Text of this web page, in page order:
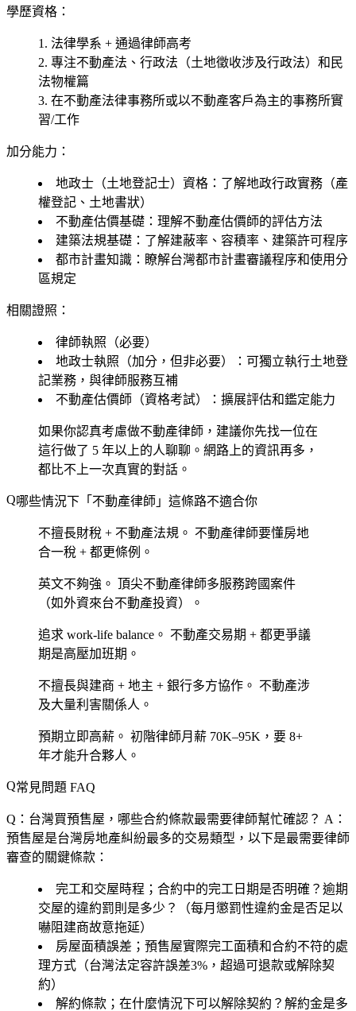
學歷資格：
法律學系 + 通過律師高考
專注不動產法、行政法（土地徵收涉及行政法）和民
法物權篇
在不動產法律事務所或以不動產客戶為主的事務所實
習/工作
加分能力：
地政士（土地登記士）資格：了解地政行政實務（產
權登記、土地書狀）
不動產估價基礎：理解不動產估價師的評估方法
建築法規基礎：了解建蔽率、容積率、建築許可程序
都市計畫知識：瞭解台灣都市計畫審議程序和使用分
區規定
相關證照：
律師執照（必要）
地政士執照（加分，但非必要）：可獨立執行土地登
記業務，與律師服務互補
不動產估價師（資格考試）：擴展評估和鑑定能力
如果你認真考慮做不動產律師，建議你先找一位在
這行做了 5 年以上的人聊聊。網路上的資訊再多，
都比不上一次真實的對話。
哪些情況下「不動產律師」這條路不適合你
不擅長財稅 + 不動產法規。 不動產律師要懂房地
合一稅 + 都更條例。
英文不夠強。 頂尖不動產律師多服務跨國案件
（如外資來台不動產投資）。
追求 work-life balance。 不動產交易期 + 都更爭議
期是高壓加班期。
不擅長與建商 + 地主 + 銀行多方協作。 不動產涉
及大量利害關係人。
預期立即高薪。 初階律師月薪 70K–95K，要 8+
年才能升合夥人。
常見問題 FAQ
Q：台灣買預售屋，哪些合約條款最需要律師幫忙確認？ A：
預售屋是台灣房地產糾紛最多的交易類型，以下是最需要律師
審查的關鍵條款：
完工和交屋時程；合約中的完工日期是否明確？逾期
交屋的違約罰則是多少？（每月懲罰性違約金是否足以
嚇阻建商故意拖延）
房屋面積誤差；預售屋實際完工面積和合約不符的處
理方式（台灣法定容許誤差3%，超過可退款或解除契
約）
解約條款；在什麼情況下可以解除契約？解約金是多